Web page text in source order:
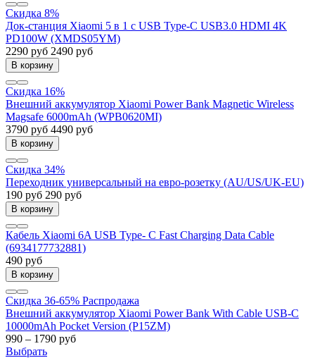
Скидка 8%
Док-станция Xiaomi 5 в 1 с USB Type-C USB3.0 HDMI 4K
PD100W (XMDS05YM)
2290 руб 2490 руб
В корзину
Скидка 16%
Внешний аккумулятор Xiaomi Power Bank Magnetic Wireless
Magsafe 6000mAh (WPB0620MI)
3790 руб 4490 руб
В корзину
Скидка 34%
Переходник универсальный на евро-розетку (AU/US/UK-EU)
190 руб 290 руб
В корзину
Кабель Xiaomi 6A USB Type- C Fast Charging Data Cable
(6934177732881)
490 руб
В корзину
Скидка 36-65% Распродажа
Внешний аккумулятор Xiaomi Power Bank With Cable USB-C
10000mAh Pocket Version (P15ZM)
990 – 1790 руб
Выбрать